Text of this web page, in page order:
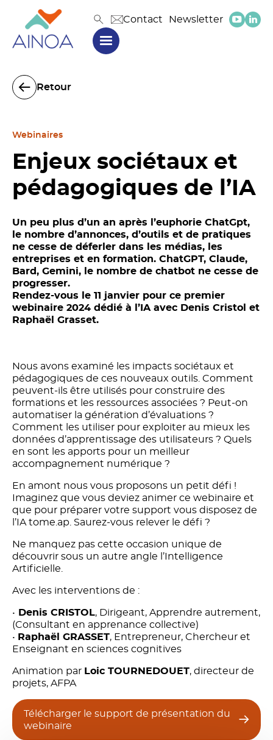
Contact Newsletter
Retour
Webinaires
Enjeux sociétaux et
pédagogiques de l’IA
Un peu plus d’un an après l’euphorie ChatGpt,
le nombre d’annonces, d’outils et de pratiques
ne cesse de déferler dans les médias, les
entreprises et en formation. ChatGPT, Claude,
Bard, Gemini, le nombre de chatbot ne cesse de
progresser.
Rendez-vous le 11 janvier pour ce premier
webinaire 2024 dédié à l’IA avec Denis Cristol et
Raphaël Grasset.
Nous avons examiné les impacts sociétaux et
pédagogiques de ces nouveaux outils. Comment
peuvent-ils être utilisés pour construire des
formations et les ressources associées ? Peut-on
automatiser la génération d’évaluations ?
Comment les utiliser pour exploiter au mieux les
données d’apprentissage des utilisateurs ? Quels
en sont les apports pour un meilleur
accompagnement numérique ?
En amont nous vous proposons un petit défi !
Imaginez que vous deviez animer ce webinaire et
que pour préparer votre support vous disposez de
l’IA tome.ap. Saurez-vous relever le défi ?
Ne manquez pas cette occasion unique de
découvrir sous un autre angle l’Intelligence
Artificielle.
Avec les interventions de :
• Denis CRISTOL, Dirigeant, Apprendre autrement,
(Consultant en apprenance collective)
• Raphaël GRASSET, Entrepreneur, Chercheur et
Enseignant en sciences cognitives
Animation par Loic TOURNEDOUET, directeur de
projets, AFPA
Télécharger le support de présentation du
webinaire